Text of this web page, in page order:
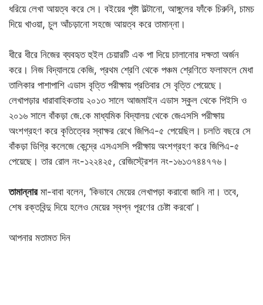
ধরিয়ে লেখা আয়ত্ব করে সে। বইয়ের পৃষ্টা উল্টানো, আঙ্গুলের ফাঁকে চিরুনি, চামচ
দিয়ে খাওয়া, চুল আঁচড়ানো সহজে আয়ত্ব করে তামান্না।
ধীরে ধীরে নিজের ব্যবহৃত হুইল চেয়ারটি এক পা দিয়ে চালানোর দক্ষতা অর্জন
করে। নিজ বিদ্যালয়ে কেজি, প্রথম শ্রেণি থেকে পঞ্চম শ্রেণিতে ফলাফলে মেধা
তালিকার পাশাপাশি এডাস বৃত্তি পরীক্ষায় প্রতিবার সে বৃত্তি পেয়েছে।
লেখাপড়ার ধারাবাহিকতায় ২০১৩ সালে আজমাইন এডাস স্কুল থেকে পিইসি ও
২০১৬ সালে বাঁকড়া জে.কে মাধ্যমিক বিদ্যালয় থেকে জেএসসি পরীক্ষায়
অংশগ্রহণ করে কৃতিত্বের স্বাক্ষর রেখে জিপিএ-৫ পেয়েছিল। চলতি বছরে সে
বাঁকড়া ডিগ্রি কলেজে কেন্দ্রে এসএসসি পরীক্ষায় অংশগ্রহণ করে জিপিএ-৫
পেয়েছে। তার রোল নং-১২২৪২৫, রেজিস্ট্রেশন নং-১৬১৩৭৪৪৭৭৬।
তামান্নারমা-বাবা বলেন, ‘কিভাবে মেয়ের লেখাপড়া করাবো জানি না। তবে,
শেষ রক্তবিন্দু দিয়ে হলেও মেয়ের স্বপ্ন পূরণের চেষ্টা করবো’।
আপনার মতামত দিন